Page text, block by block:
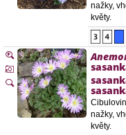
nažky,
květy.
nažky,
květy.